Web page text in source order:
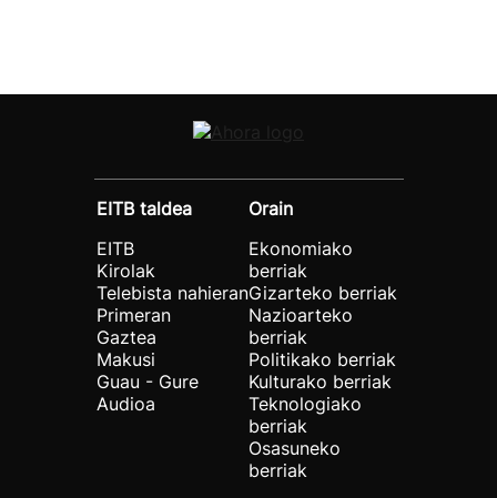
EITB taldea
EITB
Kirolak
Telebista nahieran
Primeran
Gaztea
Makusi
Guau - Gure
Audioa
Orain
Ekonomiako
berriak
Gizarteko berriak
Nazioarteko
berriak
Politikako berriak
Kulturako berriak
Teknologiako
berriak
Osasuneko
berriak